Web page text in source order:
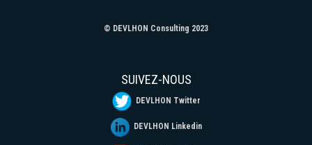
© DEVLHON Consulting 2023
SUIVEZ-NOUS
DEVLHON Twitter
DEVLHON Linkedin